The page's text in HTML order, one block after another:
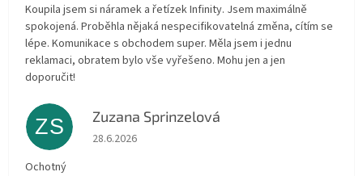
Koupila jsem si náramek a řetízek Infinity. Jsem maximálně
spokojená. Proběhla nějaká nespecifikovatelná změna, cítím se
lépe. Komunikace s obchodem super. Měla jsem i jednu
reklamaci, obratem bylo vše vyřešeno. Mohu jen a jen
doporučit!
ZS Zuzana Sprinzelová
Hodnocení obchodu je 5 z 5 hvězdiček.
28.6.2026
Ochotný